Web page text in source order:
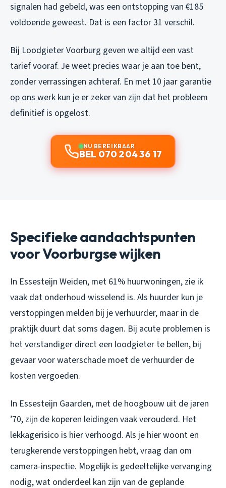
signalen had gebeld, was een ontstopping van €185
voldoende geweest. Dat is een factor 31 verschil.
Bij Loodgieter Voorburg geven we altijd een vast
tarief vooraf. Je weet precies waar je aan toe bent,
zonder verrassingen achteraf. En met 10 jaar garantie
op ons werk kun je er zeker van zijn dat het probleem
definitief is opgelost.
NU BEREIKBAAR
BEL 070 204 36 17
Specifieke aandachtspunten
voor Voorburgse wijken
In Essesteijn Weiden, met 61% huurwoningen, zie ik
vaak dat onderhoud wisselend is. Als huurder kun je
verstoppingen melden bij je verhuurder, maar in de
praktijk duurt dat soms dagen. Bij acute problemen is
het verstandiger direct een loodgieter te bellen, bij
gevaar voor waterschade moet de verhuurder de
kosten vergoeden.
In Essesteijn Gaarden, met de hoogbouw uit de jaren
’70, zijn de koperen leidingen vaak verouderd. Het
lekkagerisico is hier verhoogd. Als je hier woont en
terugkerende verstoppingen hebt, vraag dan om
camera-inspectie. Mogelijk is gedeeltelijke vervanging
nodig, wat onderdeel kan zijn van de geplande